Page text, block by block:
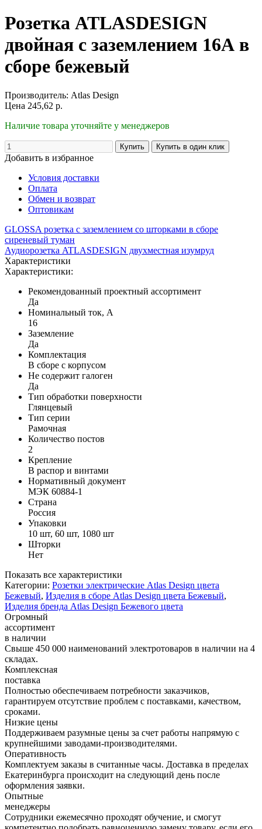
Розетка ATLASDESIGN
двойная с заземлением 16А в
сборе бежевый
Производитель: Atlas Design
Цена 245,62 р.
Наличие товара уточняйте у менеджеров
Добавить в избранное
Условия доставки
Оплата
Обмен и возврат
Оптовикам
GLOSSA розетка с заземлением со шторками в сборе
сиреневый туман
Аудиорозетка ATLASDESIGN двухместная изумруд
Характеристики
Характеристики:
Рекомендованный проектный ассортимент
Да
Номинальный ток, А
16
Заземление
Да
Комплектация
В сборе с корпусом
Не содержит галоген
Да
Тип обработки поверхности
Глянцевый
Тип серии
Рамочная
Количество постов
2
Крепление
В распор и винтами
Нормативный документ
МЭК 60884-1
Страна
Россия
Упаковки
10 шт, 60 шт, 1080 шт
Шторки
Нет
Показать все характеристики
Категории: Розетки электрические Atlas Design цвета
Бежевый, Изделия в сборе Atlas Design цвета Бежевый,
Изделия бренда Atlas Design Бежевого цвета
Огромный
ассортимент
в наличии
Свыше 450 000 наименований электротоваров в наличии на 4
складах.
Комплексная
поставка
Полностью обеспечиваем потребности заказчиков,
гарантируем отсутствие проблем с поставками, качеством,
сроками.
Низкие цены
Поддерживаем разумные цены за счет работы напрямую с
крупнейшими заводами-производителями.
Оперативность
Комплектуем заказы в считанные часы. Доставка в пределах
Екатеринбурга происходит на следующий день после
оформления заявки.
Опытные
менеджеры
Сотрудники ежемесячно проходят обучение, и смогут